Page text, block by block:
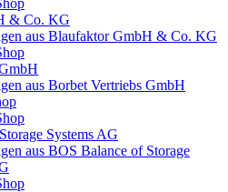
& Co. KG
aus Blaufaktor GmbH & Co. KG
aus Borbet Vertriebs GmbH
Systems AG
aus BOS Balance of Storage